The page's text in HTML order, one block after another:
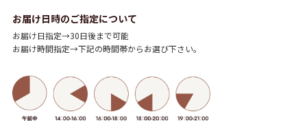
お届け日時のご指定について
お届け日指定→30日後まで可能
お届け時間指定→下記の時間帯からお選び下さい。